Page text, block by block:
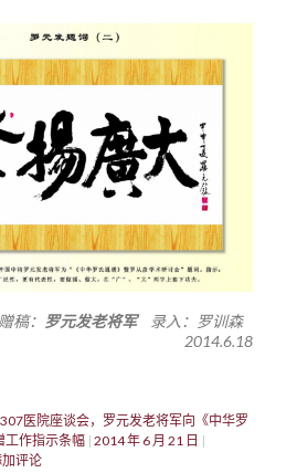
赠稿： 罗元发老将军录入：罗训森
2014.6.18
医院座谈会，罗元发老将军向《中华罗
工作指示条幅 2014 年 6 月 21 日
评论